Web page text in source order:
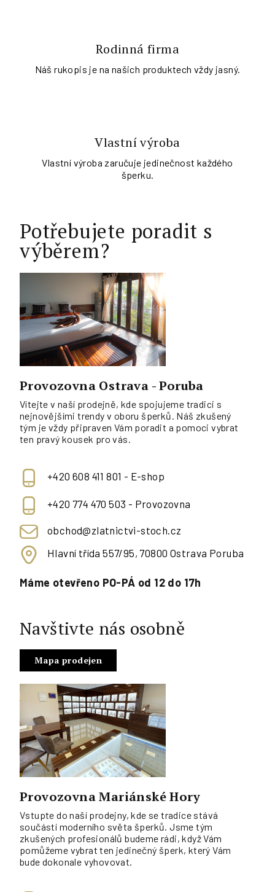
Rodinná firma
Náš rukopis je na našich produktech vždy jasný.
Vlastní výroba
Vlastní výroba zaručuje jedinečnost každého
šperku.
Potřebujete poradit s
výběrem?
Provozovna Ostrava - Poruba
Vítejte v naší prodejně, kde spojujeme tradici s
nejnovějšími trendy v oboru šperků. Náš zkušený
tým je vždy připraven Vám poradit a pomoci vybrat
ten pravý kousek pro vás.
+420 608 411 801 - E-shop
+420 774 470 503 - Provozovna
obchod@zlatnictvi-stoch.cz
Hlavní třída 557/95, 70800 Ostrava Poruba
Máme otevřeno PO-PÁ od 12 do 17h
Navštivte nás osobně
Mapa prodejen
Provozovna Mariánské Hory
Vstupte do naší prodejny, kde se tradice stává
součástí moderního světa šperků. Jsme tým
zkušených profesionálů budeme rádi, když Vám
pomůžeme vybrat ten jedinečný šperk, který Vám
bude dokonale vyhovovat.